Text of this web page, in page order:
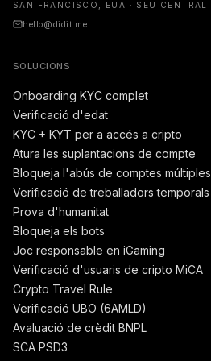
SAN FRANCISCO, EUA · SEU CENTRAL
hello@didit.me
SOLUCIONS
Onboarding KYC complet
Verificació d'edat
KYC + KYT per a accés a cripto
Atura les suplantacions de compte
Bloqueja l'abús de comptes múltiples
Verificació de treballadors temporals
Prova d'humanitat
Bloqueja els bots
Joc responsable en iGaming
Verificació d'usuaris de cripto MiCA
Crypto Travel Rule
Verificació UBO (6AMLD)
Avaluació de crèdit BNPL
SCA PSD3